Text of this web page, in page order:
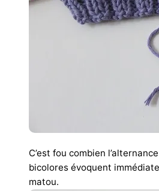
C’est fou combien
bicolores évoquent
matou.